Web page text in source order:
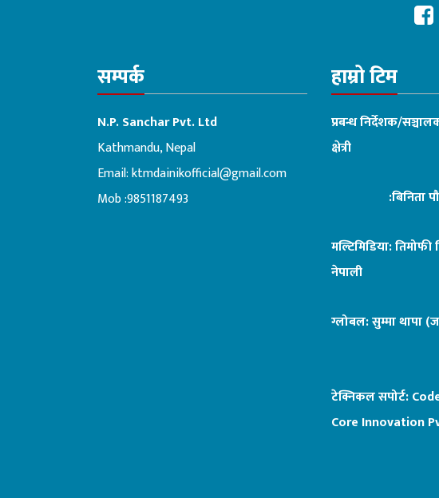
सम्पर्क
N.P. Sanchar Pvt. Ltd
Kathmandu, Nepal
Email:ktmdainikofficial@gmail.com
Mob :9851187493
हाम्रो टिम
प्रबन्ध निर्देशक/
क्षेत्री
:बिनिता
मल्टिमिडिया: तिमोफी
नेपाली
ग्लोबल: सुम्मा थापा
टेक्निकल सपोर्ट:
Core Innovation